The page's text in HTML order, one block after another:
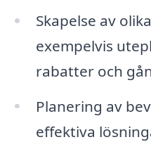
Skapelse av
exempelvis
rabatter och
Planering av
effektiva